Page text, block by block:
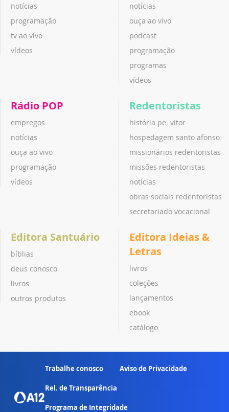
notícias
programação
tv ao vivo
vídeos
notícias
ouça ao vivo
podcast
programação
programas
vídeos
Rádio POP
empregos
notícias
ouça ao vivo
programação
vídeos
Redentoristas
história pe. vitor
hospedagem santo afonso
missionários redentoristas
missões redentoristas
notícias
obras sociais redentoristas
secretariado vocacional
Editora Santuário
bíblias
deus conosco
livros
outros produtos
Editora Ideias &
Letras
livros
coleções
lançamentos
ebook
catálogo
Trabalhe conosco Aviso de Privacidade
Rel. de Transparência
Programa de Integridade